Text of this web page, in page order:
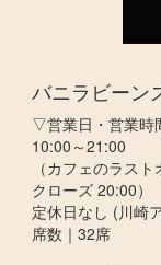
バニラビーン
▽営業日・営業時
10:00～21:00
（カフェのラスト
クローズ 20:00）
定休日なし (川崎
席数｜32席